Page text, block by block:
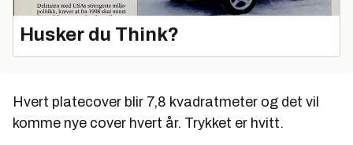
Husker du Think?
Hvert platecover blir 7,8 kvadratmeter og det vil
komme nye cover hvert år. Trykket er hvitt.